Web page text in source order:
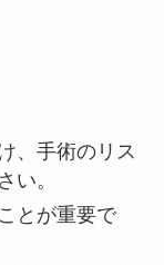
、手術のリス
い。
とが重要で